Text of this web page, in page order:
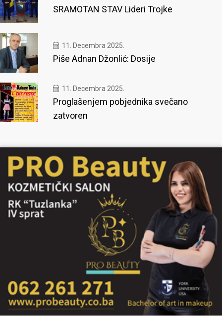
SRAMOTAN STAV Lideri Trojke
11. Decembra 2025.
Piše Adnan Džonlić: Dosije
11. Decembra 2025.
Proglašenjem pobjednika svečano
zatvoren